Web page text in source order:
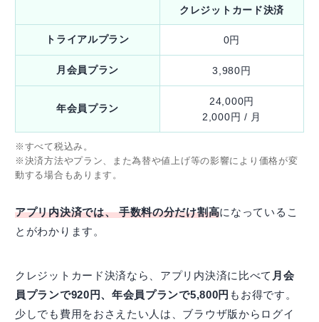
クレジットカード決済
トライアルプラン 0円
月会員プラン 3,980円
年会員プラン
24,000円
2,000円 / 月
※すべて税込み。
※決済方法やプラン、また為替や値上げ等の影響により価格が変
動する場合もあります。
アプリ内決済では、 手数料の分だけ割高になっているこ
とがわかります。
クレジットカード決済なら、アプリ内決済に比べて 月会
員プランで920円、年会員プランで5,800円 もお得です。
少しでも費用をおさえたい人は、ブラウザ版からログイ